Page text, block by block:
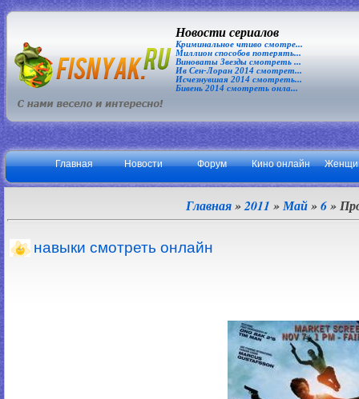
Новости сериалов
Криминальное чтиво смотре...
Миллион способов потерять...
Виноваты Звезды смотреть ...
Ив Сен-Лоран 2014 смотрет...
Исчезнувшая 2014 смотреть...
Бивень 2014 смотреть онла...
Главная Новости Форум Кино онлайн
Главная»2011 »Май»6»
навыки смотреть онлайн